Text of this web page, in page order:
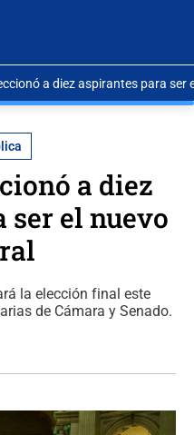
a diez aspirantes para ser
a diez
ser el nuevo
la elección final este
de Cámara y Senado.